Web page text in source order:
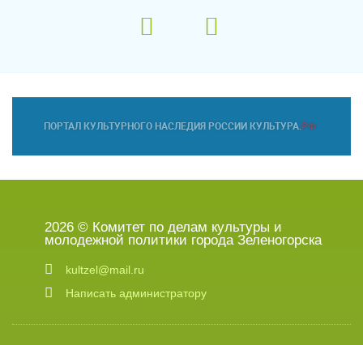
2026 © Комитет по делам культуры и
молодежной политики города Зеленогорска
kultzel@mail.ru
Написать администратору